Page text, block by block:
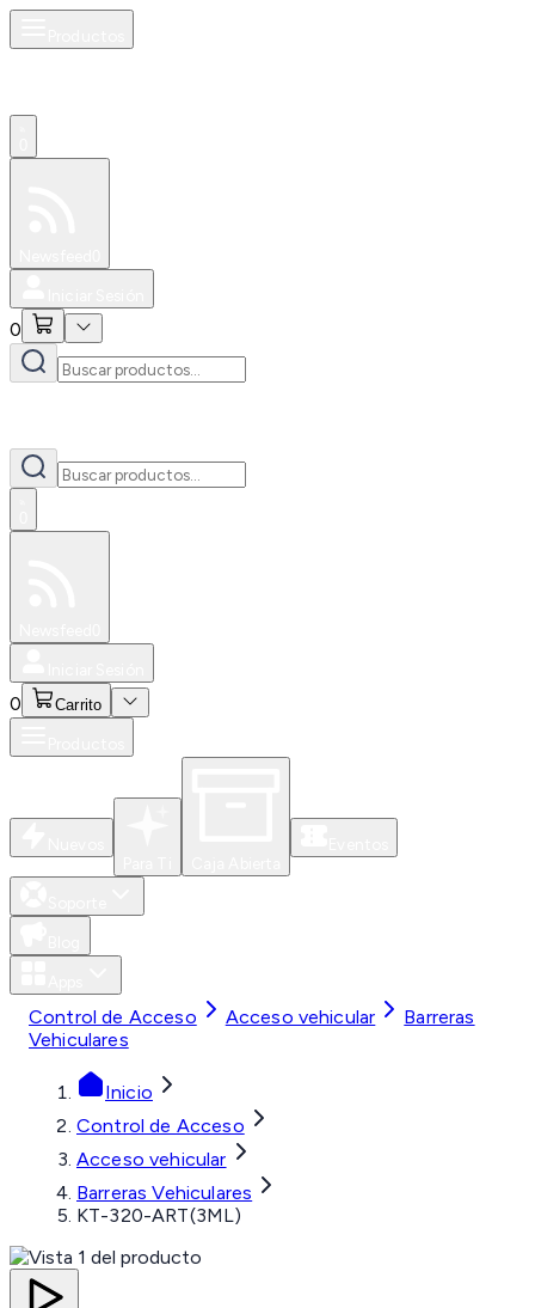
0
0 Carrito
Control de Acceso Acceso vehicular
Barreras
Vehiculares
Inicio
Control de Acceso
Acceso vehicular
Barreras Vehiculares
KT-320-ART(3ML)